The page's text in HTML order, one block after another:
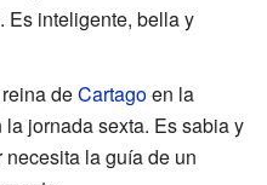
Es inteligente, bella y
deCartagoen la
la jornada sexta. Es sabia y
la guía de un